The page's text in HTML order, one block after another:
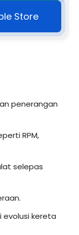
Store
penerangan
RPM,
selepas
evolusi kereta